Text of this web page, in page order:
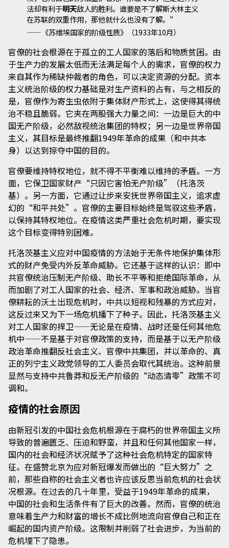
法却有利于明天敌人的胜利。谁要是不了解斯大林主义
在苏联的双重作用，那他就什么也没有了解。”
——《苏维埃国家的阶级性质》（1933年10月）
官僚的社会根源在于孤立的工人国家的落后和物质贫困。由
于生产力的发展太低而无法满足每个人的需求，官僚的权力
来自其作为稀缺仲裁者的角色，可以决定资源的分配。资本
主义统治阶级的权力基础是对生产资料的占有，与之相反的
是，官僚作为寄生虫依附于集体财产形式上，这使得其得统
治不稳且脆弱。它夹在两股强大力量之间：一边是巨大的中
国无产阶级，必然敌视统治集团的特权；另一边是世界帝国
主义，其目标是最终推翻1949年革命的成果（和中共本
身）以达到掠夺中国的目的。
官僚要维持特权地位，就不得不平衡难以维持的矛盾。一方
面，它保卫国家财产“只因它害怕无产阶级”（托洛茨
基）。另一方面，它通过让步来安抚世界帝国主义，追求虚
幻的“和平共处”。官僚的主要目标始终是驾驭这些矛盾，
以保持其特权地位。在疫情这类严重社会危机时期，要实现
这个目标变得特别困难。
托洛茨基主义应对中国疫情的方法始于无条件地保护集体形
式的财产免受内外反革命威胁。它还基于这样的认识：即中
共官僚统治压制无产阶级、助长不平等和拒绝国际革命，从
而加剧了对工人国家的社会、经济、军事和政治威胁。当官
僚耕耘的沃土出现危机时，中共以短视和残暴的方式应对，
这反过来又为下一场危机播下了种子。因此，托洛茨基主义
对工人国家的捍卫——无论是在疫情、战时还是任何其他危
机中——不是基于对官僚政策的支持，而是基于以无产阶级
政治革命推翻反社会主义、官僚中共集团，并以革命的、真
正的列宁主义政党领导的工人委员会取代其统治。这种前景
显然与支持中共鲁莽和反无产阶级的“动态清零”政策不可
调和。
疫情的社会原因
由新冠引发的中国社会危机根源在于腐朽的世界帝国主义所
导致的普遍匮乏、压迫和野蛮，并且和任何其他国家一样，
国内的社会和经济状况赋予了这种社会危机特定的国家特
征。在盛赞北京为应对新冠爆发而做出的“巨大努力”之
前，那些自称的社会主义者也许应该反思当前危机的社会状
况根源。在过去的几十年里，受益于1949年革命的成果，
中国的社会和生活条件有了巨大的改善。然而，官僚的统治
意味着生产力和财富的增长不成比例地流向官僚自己和正在
崛起的国内资产阶级。这限制并削弱了社会进步，为当前的
危机埋下了隐患。